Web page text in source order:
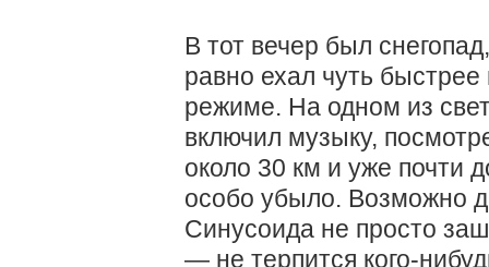
В тот вечер был
равно ехал чуть
режиме. На одном из
включил музыку,
около 30 км и уже почти
особо убыло. Возможно
Синусоида не просто
— не терпится кого-